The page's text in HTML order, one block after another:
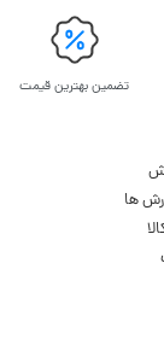
تضمین بهترین قیمت
ها